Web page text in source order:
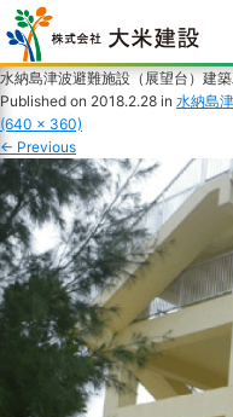
水納島津波避難施設（展望台）建
Published on 2018.2.28 in 水納島
(640 × 360)
← Previous